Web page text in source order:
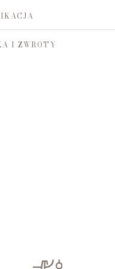
I ZWROTY